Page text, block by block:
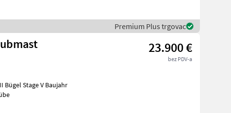
Premium Plus trgovac
23.900 €
bez PDV-a
übe